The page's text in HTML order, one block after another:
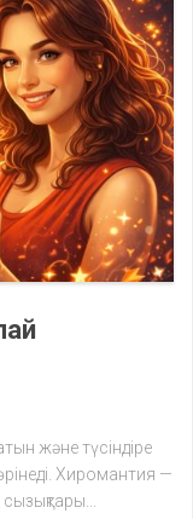
және түсіндіре
Хиромантия —